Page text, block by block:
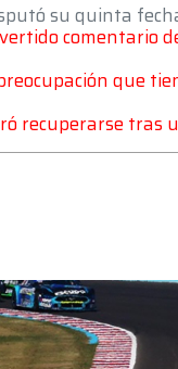
su quinta
que
recuperarse tras